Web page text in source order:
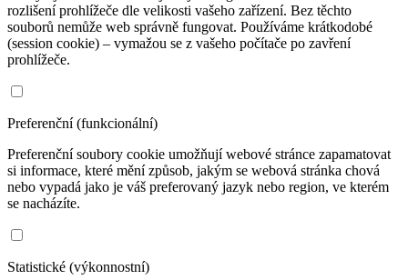
rozlišení prohlížeče dle velikosti vašeho zařízení. Bez těchto
souborů nemůže web správně fungovat. Používáme krátkodobé
(session cookie) – vymažou se z vašeho počítače po zavření
prohlížeče.
Preferenční (funkcionální)
Preferenční soubory cookie umožňují webové stránce zapamatovat
si informace, které mění způsob, jakým se webová stránka chová
nebo vypadá jako je váš preferovaný jazyk nebo region, ve kterém
se nacházíte.
Statistické (výkonnostní)